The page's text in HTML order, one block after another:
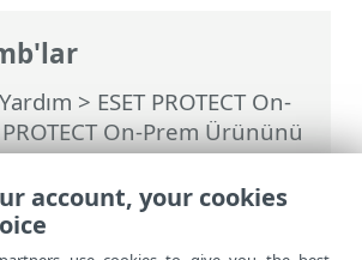
> ESET PROTECT On-
PROTECT On-Prem Ürününü
PROTECT On-Prem Ana
Görevleri
account, your cookies